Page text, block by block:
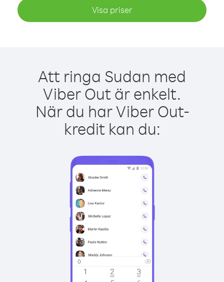
Visa priser
Att ringa Sudan med
Viber Out är enkelt.
När du har Viber Out-
kredit kan du: